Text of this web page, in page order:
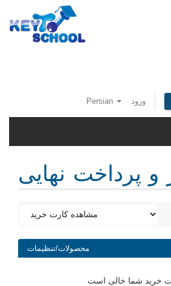
Persian ورود
و پرداخت نهایی
محصولات/تنظیمات
خرید شما خالی است